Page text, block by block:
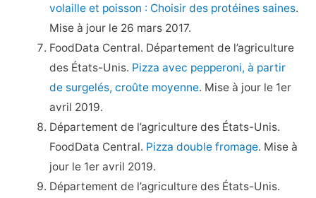
volaille et poisson : Choisir des protéines saines.
Mise à jour le 26 mars 2017.
FoodData Central. Département de l’agriculture
des États-Unis. Pizza avec pepperoni, à partir
de surgelés, croûte moyenne. Mise à jour le 1er
avril 2019.
Département de l’agriculture des États-Unis.
FoodData Central. Pizza double fromage. Mise à
jour le 1er avril 2019.
Département de l’agriculture des États-Unis.